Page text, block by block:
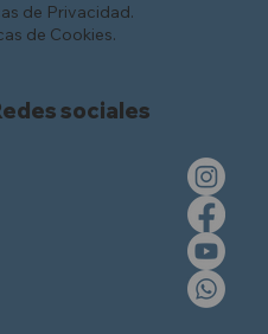
de Privacidad.
de Cookies.
sociales